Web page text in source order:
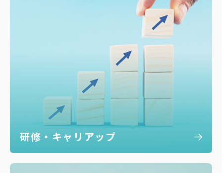
研修・キャリアップ